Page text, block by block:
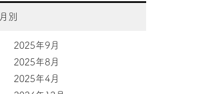
月別
2025年9月
2025年8月
2025年4月